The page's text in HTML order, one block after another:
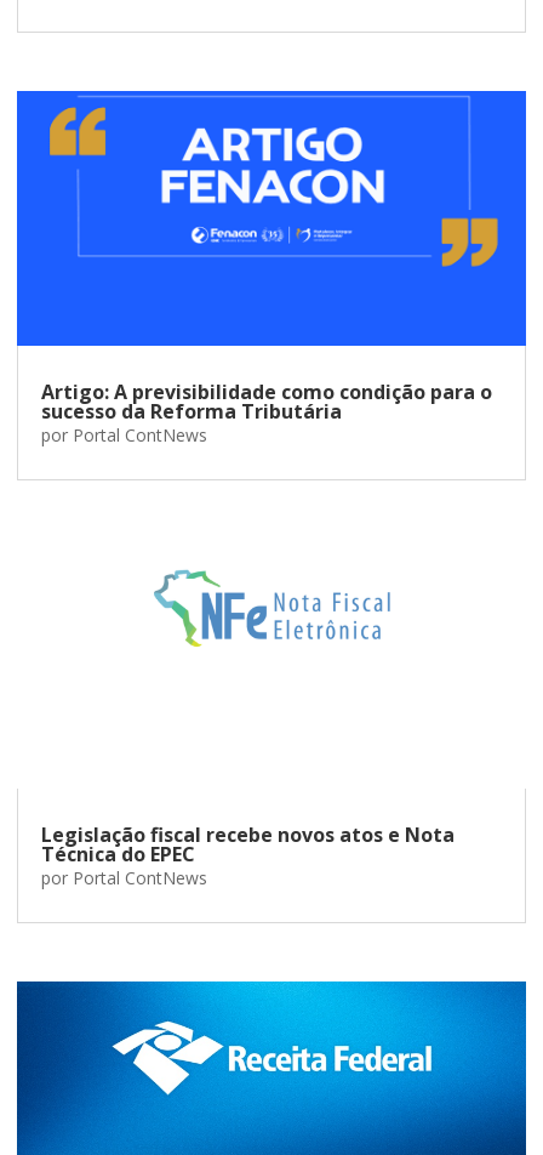
Artigo: A previsibilidade como condição para o
sucesso da Reforma Tributária
por Portal ContNews
Legislação fiscal recebe novos atos e Nota
Técnica do EPEC
por Portal ContNews